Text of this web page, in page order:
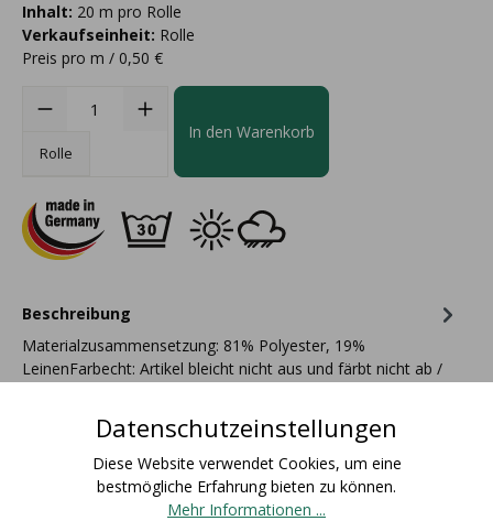
Inhalt: 20 m pro Rolle
Verkaufseinheit: Rolle
Preis pro m / 0,50 €
Rolle
In den Warenkorb
Beschreibung
Materialzusammensetzung: 81% Polyester, 19%
LeinenFarbecht: Artikel bleicht nicht aus und färbt nicht ab /
BewertungenDatenschutzeinstellungen
Diese Website verwendet Cookies, um eine
bestmögliche Erfahrung bieten zu können.
Mehr Informationen ...